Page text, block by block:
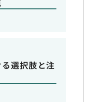
選択肢と注